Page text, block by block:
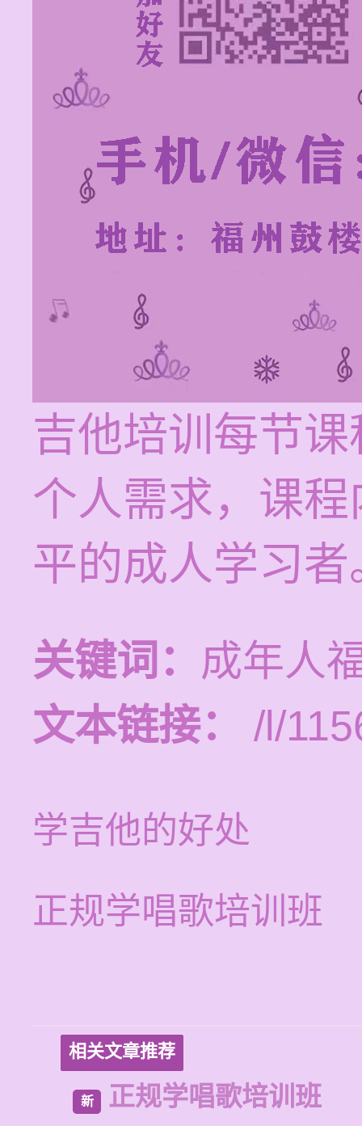
吉他培训每节
个人需求，课
平的成人学习者
关键词： 成年人
文本链接：
/l/
学吉他的好处
正规学唱歌培训班
相关文章推荐
新 正规学唱歌培训班